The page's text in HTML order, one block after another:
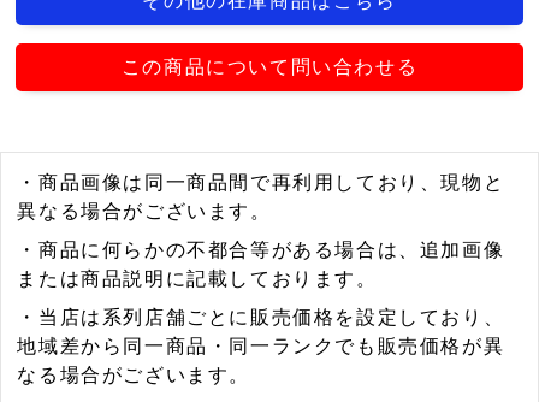
この商品について問い合わせる
・商品画像は同一商品間で再利用しており、現物と
異なる場合がございます。
・商品に何らかの不都合等がある場合は、追加画像
または商品説明に記載しております。
・当店は系列店舗ごとに販売価格を設定しており、
地域差から同一商品・同一ランクでも販売価格が異
なる場合がございます。